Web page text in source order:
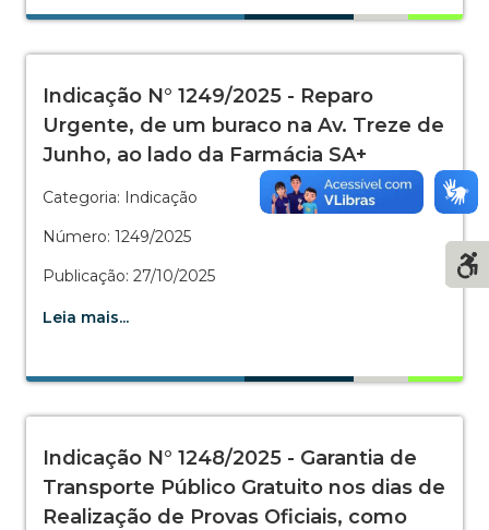
Indicação N° 1249/2025 - Reparo
Urgente, de um buraco na Av. Treze de
Junho, ao lado da Farmácia SA+
Categoria: Indicação
Número: 1249/2025
Publicação: 27/10/2025
Leia mais...
Indicação N° 1248/2025 - Garantia de
Transporte Público Gratuito nos dias de
Realização de Provas Oficiais, como